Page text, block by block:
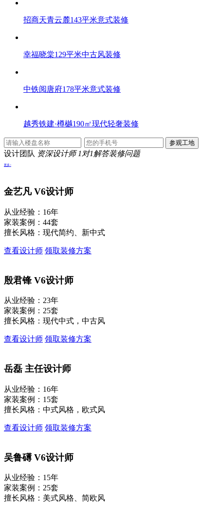
招商天青云麓143平米意式装修
幸福晓棠129平米中古风装修
中铁阅唐府178平米意式装修
越秀铁建·樽樾190㎡现代轻奢装修
设计团队 资深设计师 1对1解答装修问题
更多>
金艺凡V6设计师
从业经验：16年
家装案例：44套
擅长风格：现代简约、新中式
查看设计师 领取装修方案
殷君锋 V6设计师
从业经验：23年
家装案例：25套
擅长风格：现代中式，中古风
查看设计师 领取装修方案
岳磊 主任设计师
从业经验：16年
家装案例：15套
擅长风格：中式风格，欧式风
查看设计师 领取装修方案
吴鲁礡V6设计师
从业经验：15年
家装案例：25套
擅长风格：美式风格、简欧风